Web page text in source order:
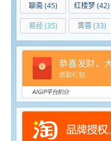
聊斋(45) 红楼梦(42)
易经(35) 黄蓉(33)